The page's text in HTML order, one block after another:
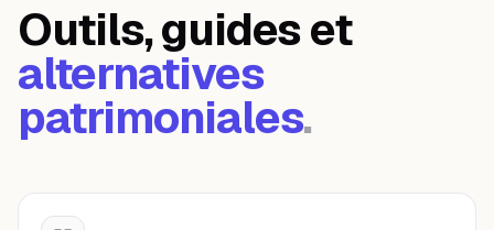
Outils, guides et
alternatives
patrimoniales.